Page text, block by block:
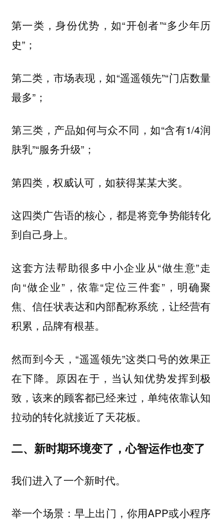
第一类，身份优势，如“开创者”“多少年历
史”；
第二类，市场表现，如“遥遥领先”“门店数量
最多”；
第三类，产品如何与众不同，如“含有1/4润
肤乳”“服务升级”；
第四类，权威认可，如获得某某大奖。
这四类广告语的核心，都是将竞争势能转化
到自己身上。
这套方法帮助很多中小企业从“做生意”走
向“做企业”，依靠“定位三件套”，明确聚
焦、信任状表达和内部配称系统，让经营有
积累，品牌有根基。
然而到今天，“遥遥领先”这类口号的效果正
在下降。原因在于，当认知优势发挥到极
致，该来的顾客都已经来过，单纯依靠认知
拉动的转化就接近了天花板。
二、新时期环境变了，心智运作也变了
我们进入了一个新时代。
举一个场景：早上出门，你用APP或小程序